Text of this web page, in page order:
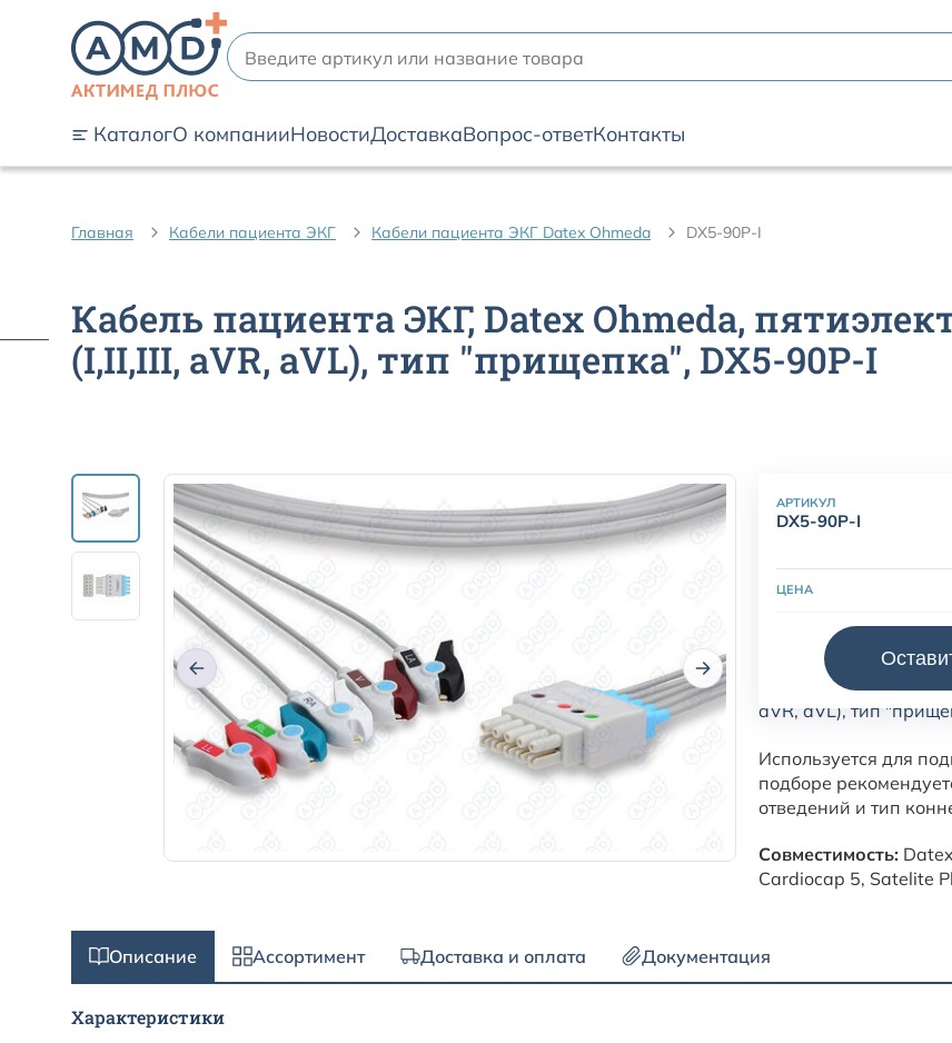
КаталогО компанииНовостиДоставкаВопрос-ответКонтакты
Главная Кабели пациента ЭКГ Кабели пациента ЭКГ Datex Ohmeda DX5-90P-I
Кабель пациента ЭКГ, Datex Ohmeda,
(I,II,III, aVR, aVL), тип "прищепка", DX5-90P-I
АРТИКУЛ
DX5-90P-I
ЦЕНА
Кабель пациента
aVR, aVL), тип
Используется для
подборе
отведений и тип
Совместимость:
Cardiocap 5, Satelite
Описание Ассортимент Доставка и оплата Документация
Характеристики